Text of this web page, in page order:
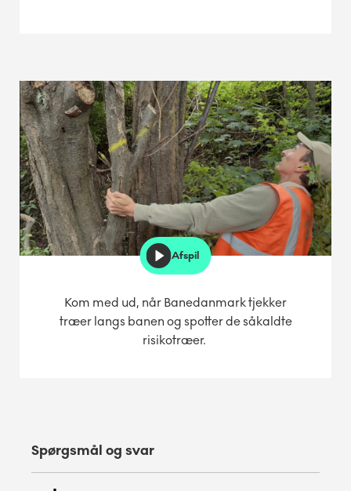
Kom med ud, når Banedanmark tjekker
træer langs banen og spotter de såkaldte
risikotræer.
Afspil
Spørgsmål og svar